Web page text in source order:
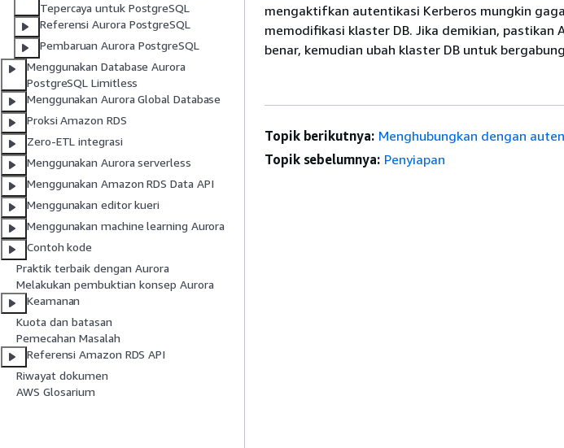
Tepercaya untuk PostgreSQL
Referensi Aurora PostgreSQL
Pembaruan Aurora PostgreSQL
Menggunakan Database Aurora
PostgreSQL Limitless
Menggunakan Aurora Global Database
Proksi Amazon RDS
Zero-ETL integrasi
Menggunakan Aurora serverless
Menggunakan Amazon RDS Data API
Menggunakan editor kueri
Menggunakan machine learning Aurora
Contoh kode
Praktik terbaik dengan Aurora
Melakukan pembuktian konsep Aurora
Keamanan
Kuota dan batasan
Pemecahan Masalah
Referensi Amazon RDS API
Riwayat dokumen
AWS Glosarium
mengaktifkan autentikasi Kerberos mungkin
memodifikasi klaster DB. Jika demikian, pastikan
benar, kemudian ubah klaster DB untuk
Topik berikutnya: Menghubungkan dengan
Topik sebelumnya: Penyiapan